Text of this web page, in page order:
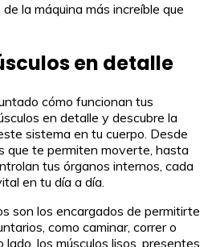
la máquina más increíble que
en detalle
cómo funcionan tus
en detalle y descubre la
sistema en tu cuerpo. Desde
que te permiten moverte, hasta
tus órganos internos, cada
en tu día a día.
son los encargados de permitirte
como caminar, correr o
los músculos lisos, presentes